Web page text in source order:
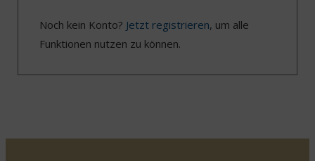
Noch kein Konto? Jetzt registrieren, um alle
Funktionen nutzen zu können.